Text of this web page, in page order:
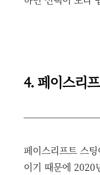
4. 페이스리
페이스리프트 스
이기 때문에 2020